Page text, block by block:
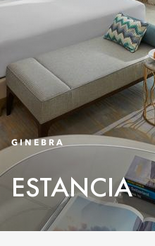
GINEBRA
ESTANCIA